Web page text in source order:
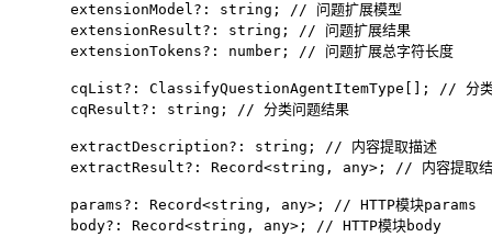
  extensionModel
?: string ; // 问题扩展模型
  extensionResult
?: string ; // 问题扩展结果
  extensionTokens
?: number ; // 问题扩展总字符长度
  cqList
?: ClassifyQuestionAgentItemType []; // 分类
  cqResult
?: string ; // 分类问题结果
  extractDescription
?: string ; // 内容提取描述
  extractResult
?: Record<string , any>; // 内容提取
  params
?: Record<string , any>; // HTTP模块params
  body
?: Record<string , any>; // HTTP模块body